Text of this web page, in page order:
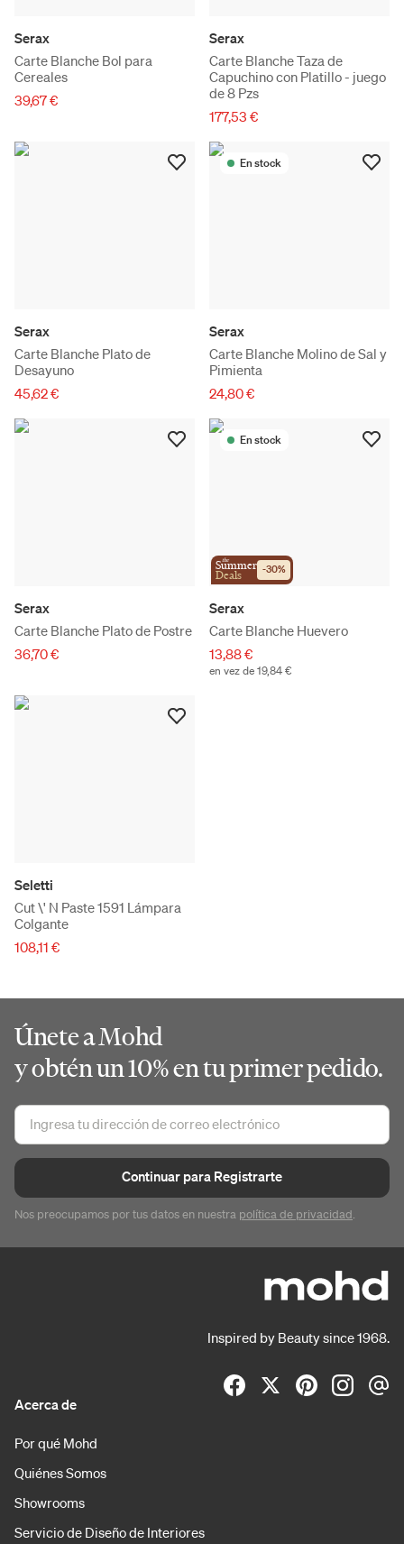
Serax
Carte Blanche Bol para
Cereales
39,67 €
Serax
Carte Blanche Taza de
Capuchino con Platillo - juego
de 8 Pzs
177,53 €
Serax
Carte Blanche Plato de
Desayuno
45,62 €
En stock
Serax
Carte Blanche Molino de Sal y
Pimienta
24,80 €
Serax
Carte Blanche Plato de Postre
36,70 €
En stock
the
Summer
Deals -30%
Serax
Carte Blanche Huevero
13,88 €
en vez de 19,84 €
Seletti
Cut \' N Paste 1591 Lámpara
Colgante
108,11 €
Únete a Mohd
y obtén un 10% en tu primer pedido.
Continuar para Registrarte
Nos preocupamos por tus datos en nuestra política de privacidad.
Inspired by Beauty since 1968.
Acerca de
Por qué Mohd
Quiénes Somos
Showrooms
Servicio de Diseño de Interiores